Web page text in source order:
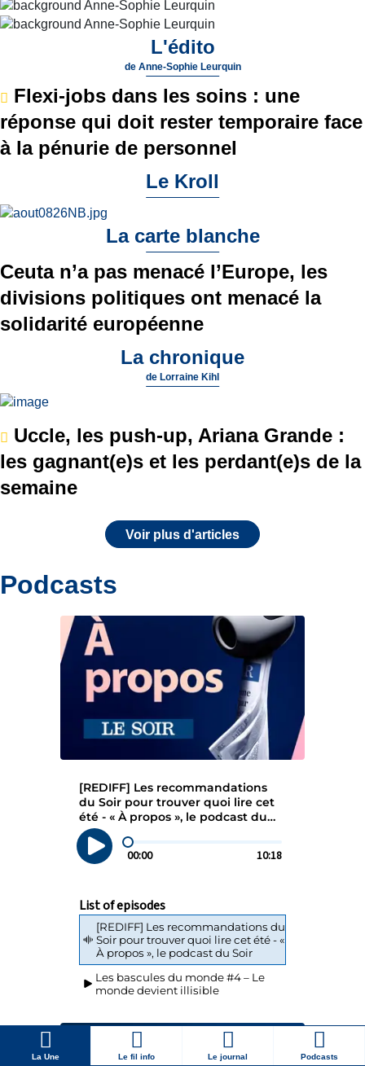
La Une Le fil info Le journal Podcasts
L'édito
de Anne-Sophie Leurquin
Flexi-jobs dans les soins : une
réponse qui doit rester temporaire face
à la pénurie de personnel
Le Kroll
La carte blanche
Ceuta n’a pas menacé l’Europe, les
divisions politiques ont menacé la
solidarité européenne
La chronique
de Lorraine Kihl
Uccle, les push-up, Ariana Grande :
les gagnant(e)s et les perdant(e)s de la
semaine
Voir plus d'articles
Podcasts